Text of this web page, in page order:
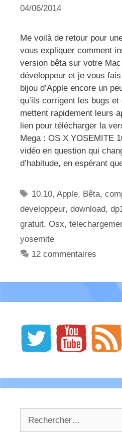
04/06/2014
Me voilà de retour pour
vous expliquer comment
version bêta sur votre
développeur et je vous
bijou d’Apple encore un
qu’ils corrigent les bugs
mettent rapidement leurs
lien pour télécharger la
Mega : OS X YOSEMITE
vidéo en question qui
d’habitude, en espérant
Étiquettes
10.10,Apple, Bêta,
developpeur, download,
gratuit, Osx,
yosemite
12 commentaires